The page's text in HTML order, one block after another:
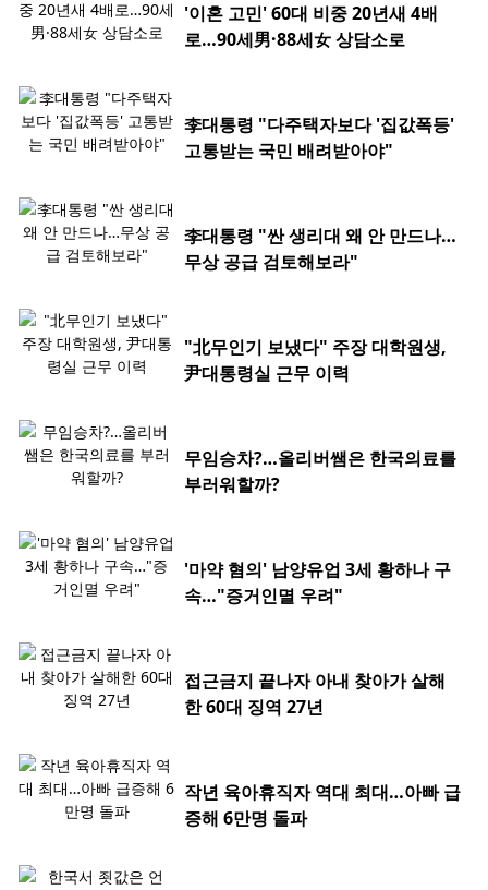
'이혼 고민' 60대 비중 20년새 4배
로…90세男·88세女 상담소로
李대통령 "다주택자보다 '집값폭등'
고통받는 국민 배려받아야"
李대통령 "싼 생리대 왜 안 만드나…
무상 공급 검토해보라"
"北무인기 보냈다" 주장 대학원생,
尹대통령실 근무 이력
무임승차?…올리버쌤은 한국의료를
부러워할까?
'마약 혐의' 남양유업 3세 황하나 구
속…"증거인멸 우려"
접근금지 끝나자 아내 찾아가 살해
한 60대 징역 27년
작년 육아휴직자 역대 최대…아빠 급
증해 6만명 돌파